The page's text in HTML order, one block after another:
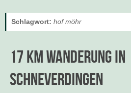
Schlagwort: hof möhr
17 km Wanderung in
Schneverdingen